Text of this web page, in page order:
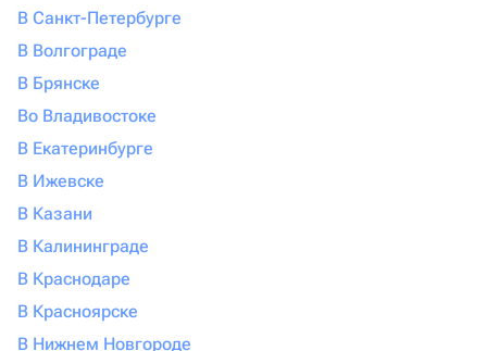
В Санкт-Петербурге
В Волгограде
В Брянске
Во Владивостоке
В Екатеринбурге
В Ижевске
В Казани
В Калининграде
В Краснодаре
В Красноярске
В Нижнем Новгороде